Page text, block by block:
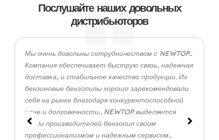
Послушайте наших довольных
дистрибьюторов
Мы очень довольны сотрудничеством с NEWTOP..
Компания обеспечивает быструю связь, надежная
доставка, и стабильное качество продукции. Их
бензиновые бензопилы хорошо зарекомендовали
себя на рынке благодаря конкурентоспособной
цене и долговечности.. NEWTOP выделяется
среди производителей бензопил своим
профессионализмом и надежным сервисом..